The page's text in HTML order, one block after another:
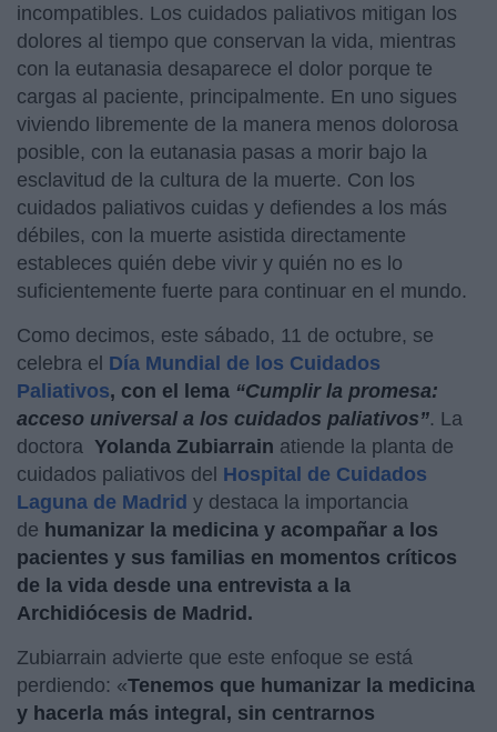
incompatibles. Los cuidados paliativos mitigan los
dolores al tiempo que conservan la vida, mientras
con la eutanasia desaparece el dolor porque te
cargas al paciente, principalmente. En uno sigues
viviendo libremente de la manera menos dolorosa
posible, con la eutanasia pasas a morir bajo la
esclavitud de la cultura de la muerte. Con los
cuidados paliativos cuidas y defiendes a los más
débiles, con la muerte asistida directamente
estableces quién debe vivir y quién no es lo
suficientemente fuerte para continuar en el mundo.
Como decimos, este sábado, 11 de octubre, se
celebra el Día Mundial de los Cuidados
Paliativos, con el lema “Cumplir la promesa:
acceso universal a los cuidados paliativos”. La
doctora Yolanda Zubiarrain atiende la planta de
cuidados paliativos del Hospital de Cuidados
Laguna de Madrid y destaca la importancia
de humanizar la medicina y acompañar a los
pacientes y sus familias en momentos críticos
de la vida desde una entrevista a la
Archidiócesis de Madrid.
Zubiarrain advierte que este enfoque se está
perdiendo: «Tenemos que humanizar la medicina
y hacerla más integral, sin centrarnos